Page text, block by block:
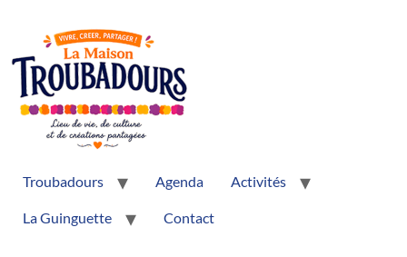
Troubadours Agenda Activités
La Guinguette Contact